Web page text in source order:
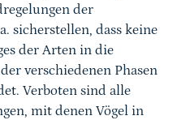
der
sicherstellen, dass keine
der Arten in die
verschiedenen Phasen
Verboten sind alle
mit denen Vögel in